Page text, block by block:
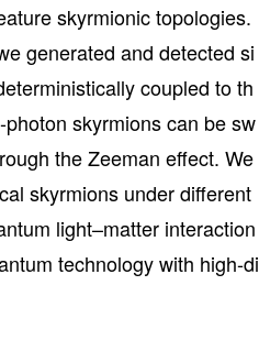
skyrmionic topologies.
generated and detected si
coupled to th
skyrmions can be sw
the Zeeman effect. We
skyrmions under different
light–matter interaction
technology with high-di